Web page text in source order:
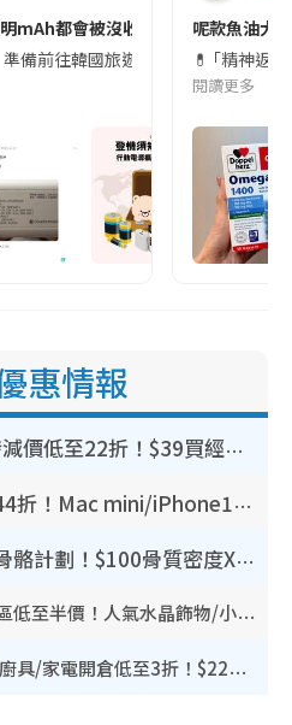
mAh都會被沒收😱出發前切記檢查
準備前往韓國旅遊的民眾，近期要
呢款魚油大
💊 ｢精神返
閱讀更多
惠情報
GU優惠｜手袋突發減價低至22折！$39買經典波士頓包/餃子袋！飾物同步減價$29起！
豐澤優惠勁減低至44折！Mac mini/iPhone17Pro大減價！廚房家電$220起
港大推賽馬會強化骨骼計劃！$100骨質密度X光檢查 完成免費運動訓練送超市禮券！附參加資格
Swarovski Outlet專區低至半價！人氣水晶飾物/小擺設$138起！迪士尼款/水晶高跟鞋都有平
廚具開倉｜特福Tefal廚具/家電開倉低至3折！$220起買平底鍋/炒鑊/湯煲！電飯煲/吸塵機/燙斗$418起